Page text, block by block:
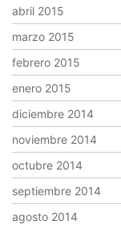
abril 2015
marzo 2015
febrero 2015
enero 2015
diciembre 2014
noviembre 2014
octubre 2014
septiembre 2014
agosto 2014